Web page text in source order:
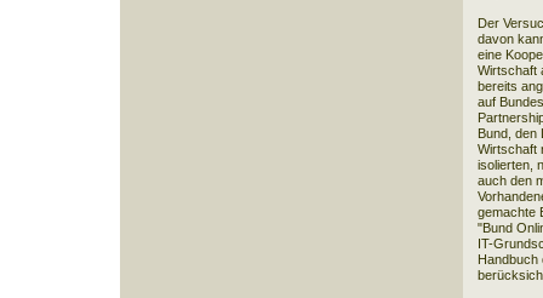
Der
davon
eine
Wirtschaft
bereits
auf
Bund, den
Wirtschaft
isolierten,
auch den
gemachte
"Bund
IT-
Handbuch